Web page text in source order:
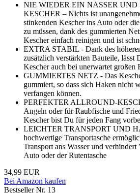
NIE WIEDER EIN NASSER UND
KESCHER – Nichts ist
stinkenden Kescher ins Auto oder
zu müssen, dank des gummierten
Kescher einfach reinigen und ist
EXTRA STABIL - Dank des
zusätzlich verstärkten Bauteile, lässt
Kescher auch bei unerwartet großen
GUMMIERTES NETZ - Das
gummiert, so dass sich Haken nicht
verfangen können.
PERFEKTER ALLROUND-
Angeln oder für Raubfische und
Kescher bist Du für jeden Fang
LEICHTER TRANSPORT UND
hochwertige Transportasche
Transport ans Wasser und
Auto oder der Rutentasche
34,99 EUR
Bei Amazon kaufen
Bestseller Nr. 13